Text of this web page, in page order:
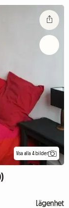
Visa alla 4 bilder
Lägenhet